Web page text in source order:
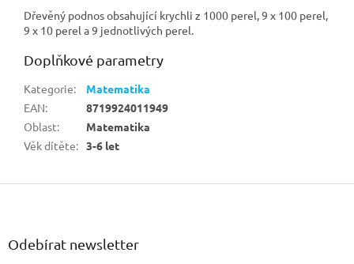
Dřevěný podnos obsahující krychli z 1000 perel, 9 x 100 perel,
9 x 10 perel a 9 jednotlivých perel.
Doplňkové parametry
Kategorie:
Matematika
EAN:
8719924011949
Oblast:
Matematika
Věk dítěte: 3-6 let
Z
Odebírat newsletter